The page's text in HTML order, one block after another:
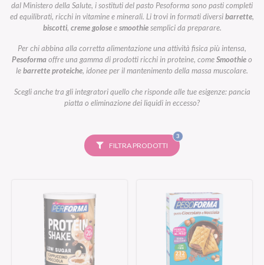
dal Ministero della Salute, i sostituti del pasto Pesoforma sono pasti completi
ed equilibrati, ricchi in vitamine e minerali. Li trovi in formati diversibarrette,
biscotti, creme goloseesmoothiesemplici da preparare.
Per chi abbina alla corretta alimentazione una attività fisica più intensa,
Pesoformaoffre una gamma di prodotti ricchi in proteine, comeSmoothieo
lebarrette proteiche, idonee per il mantenimento della massa muscolare.
Scegli anche tra gli integratori quello che risponde alle tue esigenze: pancia
piatta o eliminazione dei liquidi in eccesso?
FILTRA PRODOTTI
3FILTRI
SELEZIONATI